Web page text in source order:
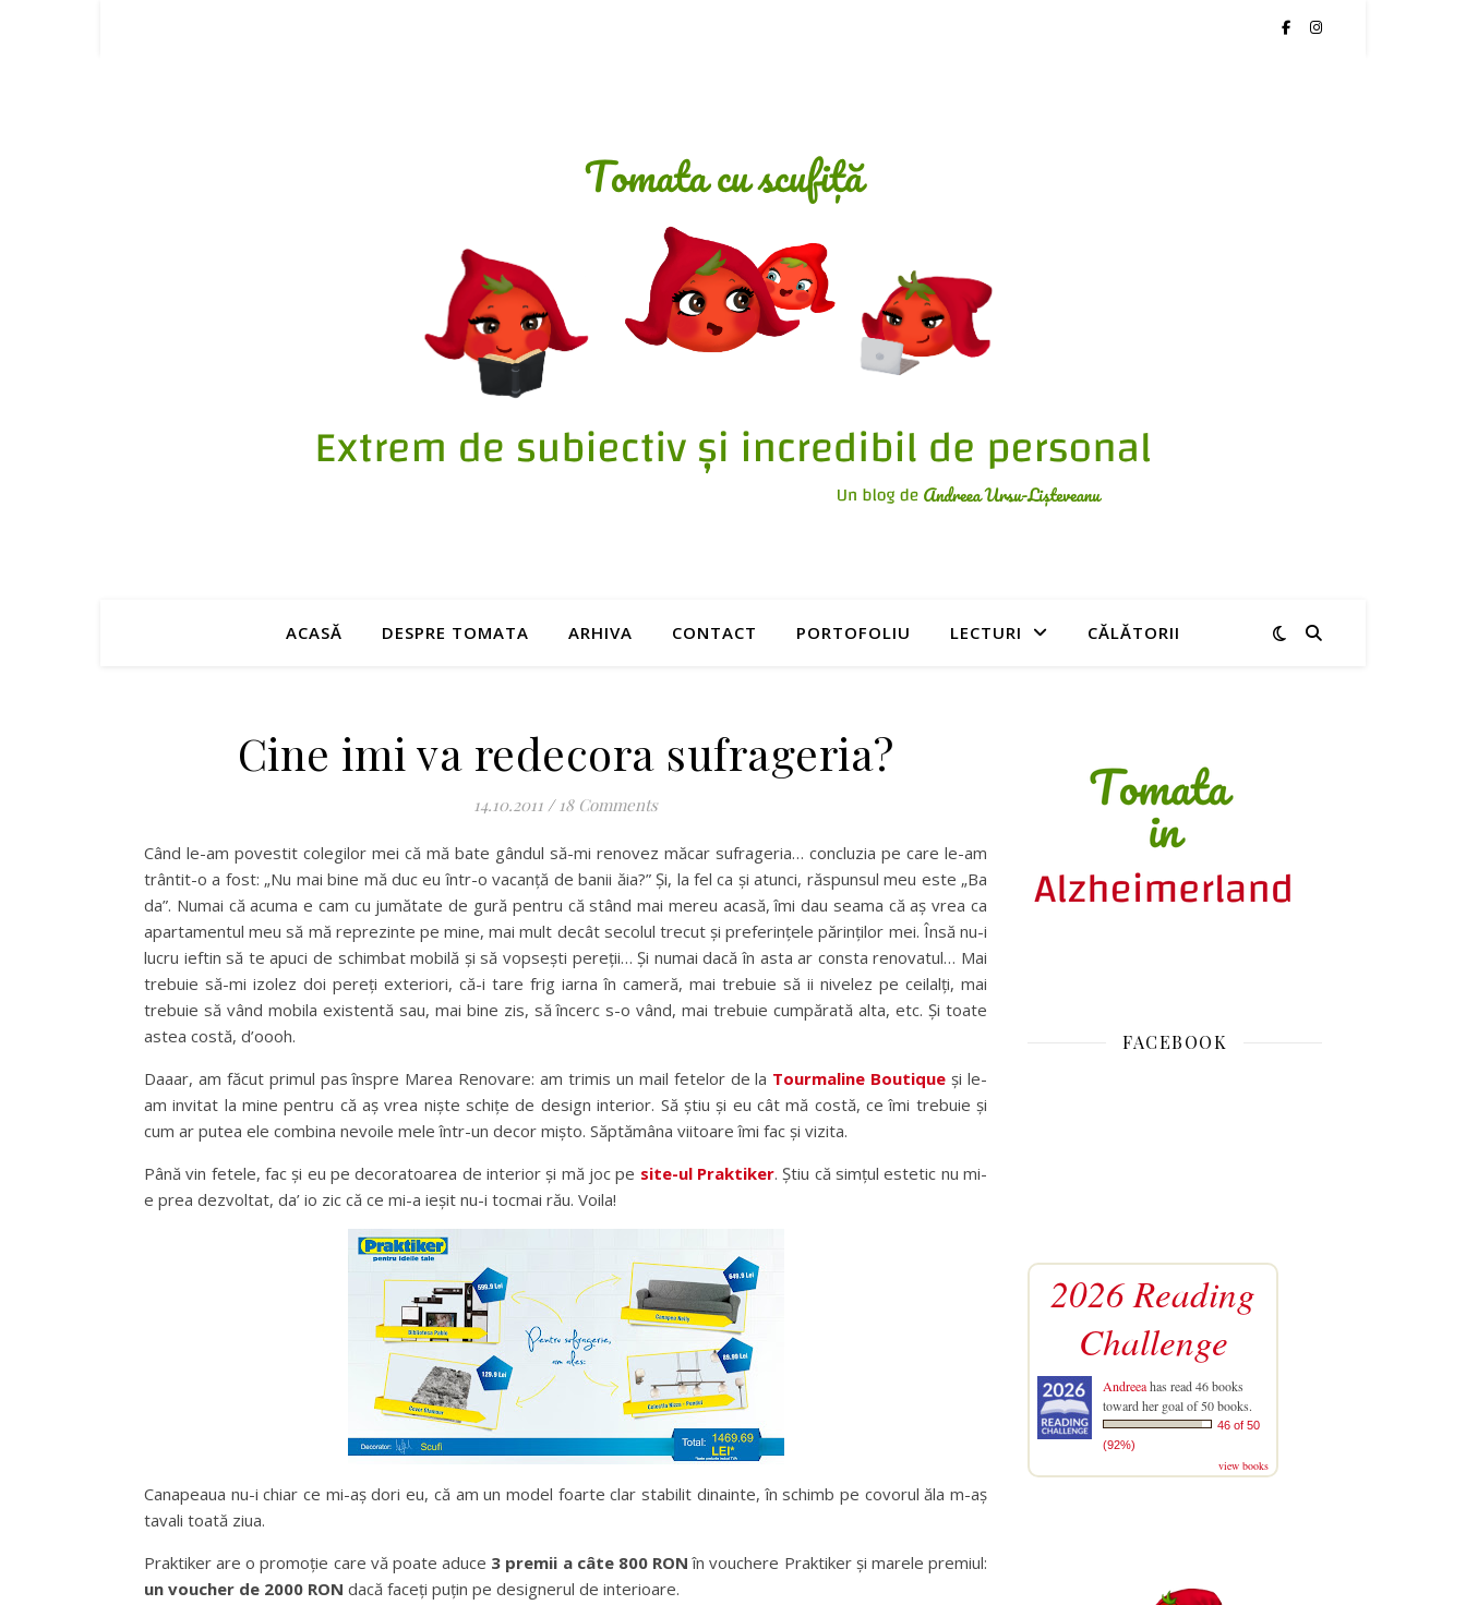
ACASĂ DESPRE TOMATA ARHIVA CONTACT PORTOFOLIU LECTURI CĂLĂTORII
Cine imi va redecora sufrageria?
14.10.2011 / 18 Comments
Când le-am povestit colegilor mei că mă bate gândul să-mi renovez măcar sufrageria… concluzia pe care le-am
trântit-o a fost: „Nu mai bine mă duc eu într-o vacanță de banii ăia?” Și, la fel ca și atunci, răspunsul meu este „Ba
da”. Numai că acuma e cam cu jumătate de gură pentru că stând mai mereu acasă, îmi dau seama că aș vrea ca
apartamentul meu să mă reprezinte pe mine, mai mult decât secolul trecut și preferințele părinților mei. Însă nu-i
lucru ieftin să te apuci de schimbat mobilă și să vopsești pereții… Și numai dacă în asta ar consta renovatul… Mai
trebuie să-mi izolez doi pereți exteriori, că-i tare frig iarna în cameră, mai trebuie să ii nivelez pe ceilalți, mai
trebuie să vând mobila existentă sau, mai bine zis, să încerc s-o vând, mai trebuie cumpărată alta, etc. Și toate
astea costă, d’oooh.
Daaar, am făcut primul pas înspre Marea Renovare: am trimis un mail fetelor de la Tourmaline Boutique și le-
am invitat la mine pentru că aș vrea niște schițe de design interior. Să știu și eu cât mă costă, ce îmi trebuie și
cum ar putea ele combina nevoile mele într-un decor mișto. Săptămâna viitoare îmi fac și vizita.
Până vin fetele, fac și eu pe decoratoarea de interior și mă joc pe site-ul Praktiker. Știu că simțul estetic nu mi-
e prea dezvoltat, da’ io zic că ce mi-a ieșit nu-i tocmai rău. Voila!
Canapeaua nu-i chiar ce mi-aș dori eu, că am un model foarte clar stabilit dinainte, în schimb pe covorul ăla m-aș
tavali toată ziua.
Praktiker are o promoție care vă poate aduce 3 premii a câte 800 RON în vouchere Praktiker și marele premiul:
un voucher de 2000 RON dacă faceți puțin pe designerul de interioare.
FACEBOOK
2026 Reading
Challenge
Andreeahas read 46 books
toward her goal of 50 books.
46 of 50
(92%)
view books